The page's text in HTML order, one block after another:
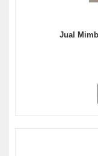
Jual